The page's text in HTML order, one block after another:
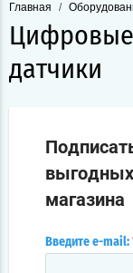
Главная /
датчики
магазина
Введите e-mail: